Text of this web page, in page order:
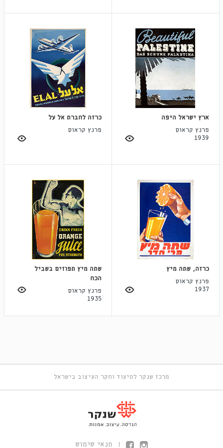
ארץ ישראל היפה
פרנץ קראוס
1939
כרזה לחברת אל על
פרנץ קראוס
כרזה, שתה מיץ
פרנץ קראוס
1937
שתה מיץ תפוזים בשביל
הכח
פרנץ קראוס
1935
מרכז שנקר לתיעוד וחקר העיצוב בישראל
תנאי שימוש